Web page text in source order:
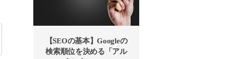
【SEOの基本】Googleの
検索順位を決める「アル